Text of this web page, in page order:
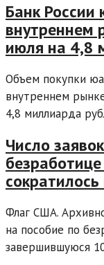
Банк России
внутреннем
июля на 4,8
Объем покупки
внутреннем
4,8 миллиарда
Число
Флаг США.
на пособие по
завершившуюся